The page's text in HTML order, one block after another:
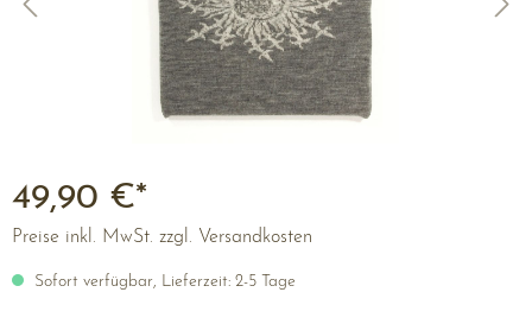
49,90 €*
Preise inkl. MwSt. zzgl. Versandkosten
Sofort verfügbar, Lieferzeit: 2-5 Tage